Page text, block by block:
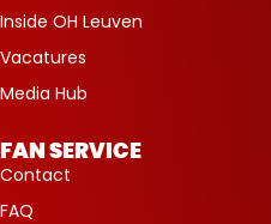
Inside OH Leuven
Vacatures
Media Hub
FAN SERVICE
Contact
FAQ